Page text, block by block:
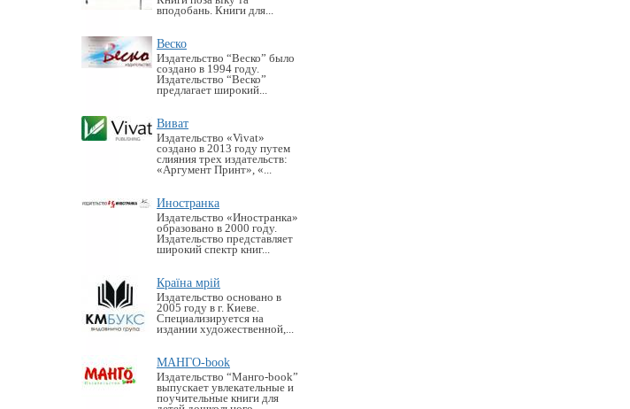
вподобань. Книги для...
Веско
Издательство “Веско” было
создано в 1994 году.
Издательство “Веско”
предлагает широкий...
Виват
Издательство «Vivat»
создано в 2013 году путем
слияния трех издательств:
«Аргумент Принт», «...
Иностранка
Издательство «Иностранка»
образовано в 2000 году.
Издательство представляет
широкий спектр книг...
Країна мрій
Издательство основано в
2005 году в г. Киеве.
Специализируется на
издании художественной,...
МАНГО-book
Издательство “Манго-book”
выпускает увлекательные и
поучительные книги для